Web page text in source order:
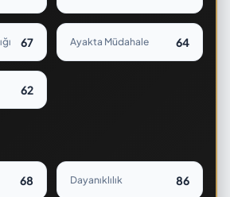
67 Ayakta Müdahale 64
62
68 Dayanıklılık 86